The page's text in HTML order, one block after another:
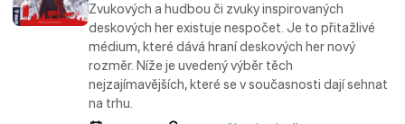
Zvukových a hudbou či zvuky inspirovaných
deskových her existuje nespočet. Je to přitažlivé
médium, které dává hraní deskových her nový
rozměr. Níže je uvedený výběr těch
nejzajímavějších, které se v současnosti dají sehnat
na trhu.